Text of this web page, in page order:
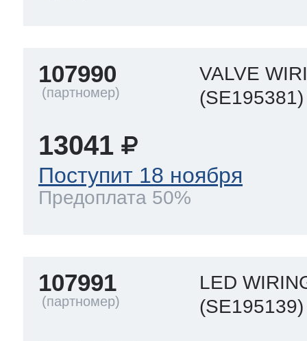
107990
VALVE
(SE195381)
13041
Поступит 18 ноября
Предоплата 50%
107991
LED
(SE195139)